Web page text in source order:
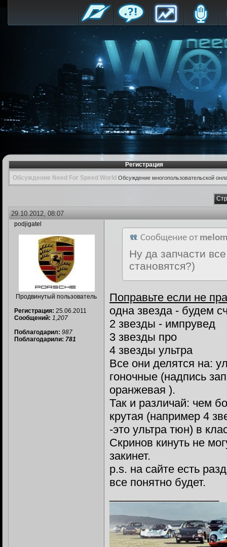
Регистрация
Обсуждение Need For Speed World Обсуждение многопользовательской
29.10.2012, 08:07
podjigatel
Продвинутый пользователь
Регистрация: 25.06.2011
Сообщений: 1,207
Поблагодарил: 987
Поблагодарили: 781
Сообщение от
Ну да запчасти
становятся?)
Поправьте если не
одна звезда - будем
2 звезды - импрувед
3 звезды про
4 звезды ультра
Все они делятся на:
гоночные (надпись
оранжевая ).
Так и различай: чем
крутая (например 4
-это ультра тюн) в
Скринов кинуть не
закинет.
p.s. на сайте есть
все понятно будет.